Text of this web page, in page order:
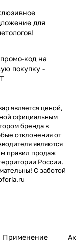
для
код на
покупку -
является ценой,
официальным
бренда в
отклонения от
являются
правил продаж
России.
С заботой
Применение